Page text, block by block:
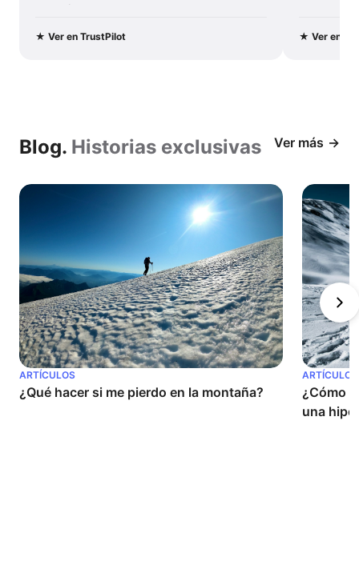
vacaciones...
★ Ver en TrustPilot ★Ver en
Blog. Historias exclusivas Ver más
ARTÍCULOS
¿Qué hacer si me pierdo en la montaña?
ARTÍCULOS
¿Cómo
una